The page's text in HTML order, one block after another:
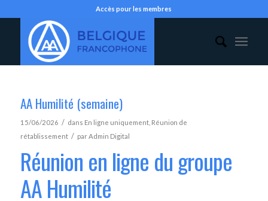
Accès pour les membres
AA Humilité (semaine)
15/06/2026 / dans En ligne uniquement, Réunion de
rétablissement / parAdmin Digital
Réunion en ligne du groupe
AA Humilité